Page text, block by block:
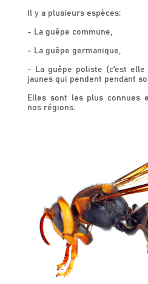
Il y a plusieurs espèces:
- La guêpe commune,
- La guêpe germanique,
- La guêpe poliste (c'est elle
jaunes qui pendent pendant
Elles sont les plus connues
nos régions.